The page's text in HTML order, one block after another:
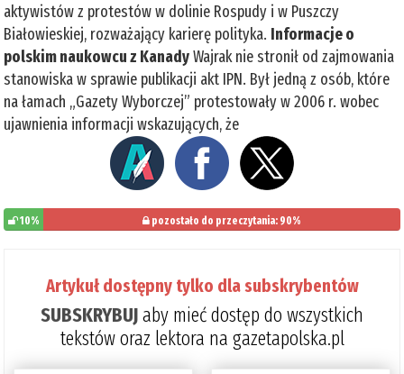
aktywistów z protestów w dolinie Rospudy i w Puszczy
Białowieskiej, rozważający karierę polityka. Informacje o
polskim naukowcu z KanadyWajrak nie stronił od zajmowania
stanowiska w sprawie publikacji akt IPN. Był jedną z osób, które
na łamach „Gazety Wyborczej” protestowały w 2006 r. wobec
ujawnienia informacji wskazujących, że
10% pozostało do przeczytania: 90%
Artykuł dostępny tylko dla subskrybentów
SUBSKRYBUJaby mieć dostęp do wszystkich
tekstów oraz lektora na gazetapolska.pl